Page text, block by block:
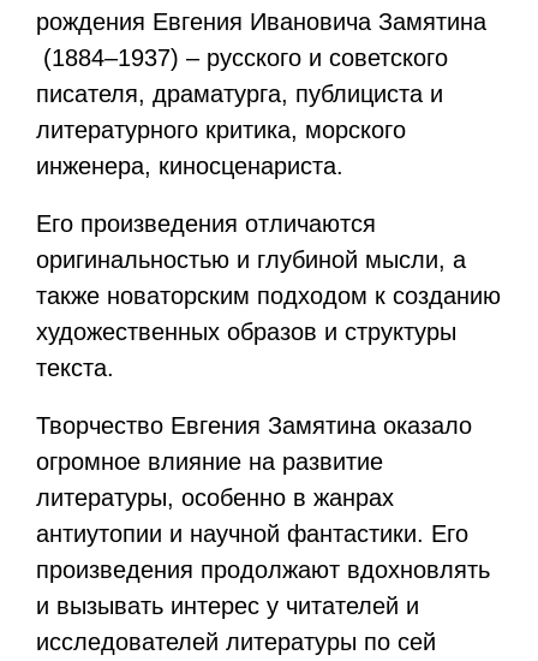
рождения Евгения Ивановича Замятина
(1884–1937) – русского и советского
писателя, драматурга, публициста и
литературного критика, морского
инженера, киносценариста.
Его произведения отличаются
оригинальностью и глубиной мысли, а
также новаторским подходом к созданию
художественных образов и структуры
текста.
Творчество Евгения Замятина оказало
огромное влияние на развитие
литературы, особенно в жанрах
антиутопии и научной фантастики. Его
произведения продолжают вдохновлять
и вызывать интерес у читателей и
исследователей литературы по сей